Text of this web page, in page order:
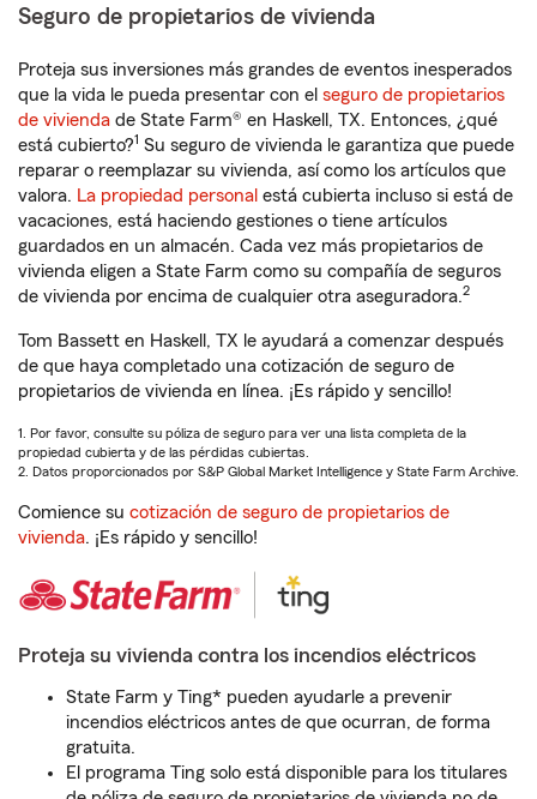
Seguro de propietarios de vivienda
Proteja sus inversiones más grandes de eventos inesperados
que la vida le pueda presentar con el seguro de propietarios
de vivienda de State Farm® en Haskell, TX. Entonces, ¿qué
está cubierto?1 Su seguro de vivienda le garantiza que puede
reparar o reemplazar su vivienda, así como los artículos que
valora. La propiedad personal está cubierta incluso si está de
vacaciones, está haciendo gestiones o tiene artículos
guardados en un almacén. Cada vez más propietarios de
vivienda eligen a State Farm como su compañía de seguros
de vivienda por encima de cualquier otra aseguradora.2
Tom Bassett en Haskell, TX le ayudará a comenzar después
de que haya completado una cotización de seguro de
propietarios de vivienda en línea. ¡Es rápido y sencillo!
1. Por favor, consulte su póliza de seguro para ver una lista completa de la
propiedad cubierta y de las pérdidas cubiertas.
2. Datos proporcionados por S&P Global Market Intelligence y State Farm Archive.
Comience su cotización de seguro de propietarios de
vivienda. ¡Es rápido y sencillo!
Proteja su vivienda contra los incendios eléctricos
State Farm y Ting* pueden ayudarle a prevenir
incendios eléctricos antes de que ocurran, de forma
gratuita.
El programa Ting solo está disponible para los titulares